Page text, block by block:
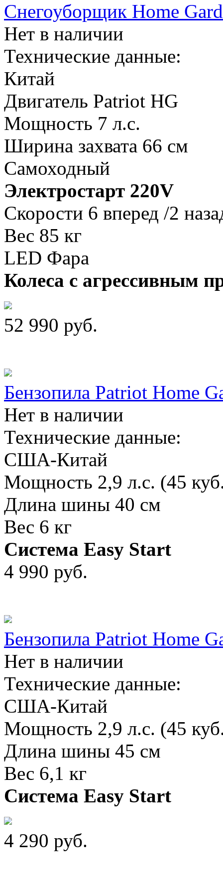
Снегоуборщик Home
Нет в наличии
Технические данные:
Китай
Двигатель Patriot HG
Мощность 7 л.с.
Ширина захвата 66 см
Самоходный
Электростарт 220V
Скорости 6 вперед /2
Вес 85 кг
LED Фара
Колеса с агрессивным
52 990 руб.
Бензопила Patriot Home
Нет в наличии
Технические данные:
США-Китай
Мощность 2,9 л.с. (45
Длина шины 40 см
Вес 6 кг
Система Easy Start
4 990 руб.
Бензопила Patriot Home
Нет в наличии
Технические данные:
США-Китай
Мощность 2,9 л.с. (45
Длина шины 45 см
Вес 6,1 кг
Система Easy Start
4 290 руб.